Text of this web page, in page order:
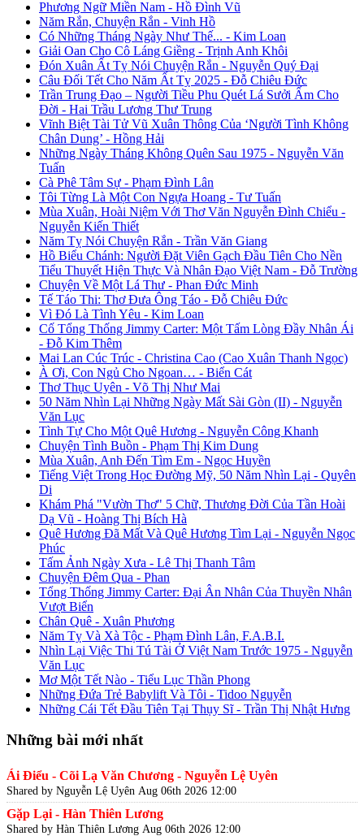
Phương Ngữ Miền Nam - Hồ Đình Vũ
Năm Rắn, Chuyện Rắn - Vinh Hồ
Có Những Tháng Ngày Như Thế... - Kim Loan
Giải Oan Cho Cô Láng Giềng - Trịnh Anh Khôi
Đón Xuân Ất Tỵ Nói Chuyện Rắn - Nguyễn Quý Đại
Câu Đối Tết Cho Năm Ất Tỵ 2025 - Đỗ Chiêu Đức
Trần Trung Đạo – Người Tiều Phu Quét Lá Sưởi Ấm Cho
Đời - Hai Trầu Lương Thư Trung
Vĩnh Biệt Tài Tử Vũ Xuân Thông Của ‘Người Tình Không
Chân Dung’ - Hồng Hải
Những Ngày Tháng Không Quên Sau 1975 - Nguyễn Văn
Tuấn
Cà Phê Tâm Sự - Phạm Đình Lân
Tôi Từng Là Một Con Ngựa Hoang - Tư Tuấn
Mùa Xuân, Hoài Niệm Với Thơ Văn Nguyễn Đình Chiểu -
Nguyễn Kiến Thiết
Năm Tỵ Nói Chuyện Rắn - Trần Văn Giang
Hồ Biểu Chánh: Người Đặt Viên Gạch Đầu Tiên Cho Nền
Tiểu Thuyết Hiện Thực Và Nhân Đạo Việt Nam - Đỗ Trường
Chuyện Về Một Lá Thư - Phan Đức Minh
Tế Táo Thi: Thơ Đưa Ông Táo - Đỗ Chiêu Đức
Vì Đó Là Tình Yêu - Kim Loan
Cố Tổng Thống Jimmy Carter: Một Tấm Lòng Đầy Nhân Ái
- Đỗ Kim Thêm
Mai Lan Cúc Trúc - Christina Cao (Cao Xuân Thanh Ngọc)
À Ơi, Con Ngủ Cho Ngoan… - Biển Cát
Thơ Thục Uyên - Võ Thị Như Mai
50 Năm Nhìn Lại Những Ngày Mất Sài Gòn (II) - Nguyễn
Văn Lục
Tình Tự Cho Một Quê Hương - Nguyễn Công Khanh
Chuyện Tình Buồn - Phạm Thị Kim Dung
Mùa Xuân, Anh Đến Tìm Em - Ngọc Huyền
Tiếng Việt Trong Học Đường Mỹ, 50 Năm Nhìn Lại - Quyên
Di
Khám Phá "Vườn Thơ" 5 Chữ, Thương Đời Của Tần Hoài
Dạ Vũ - Hoàng Thị Bích Hà
Quê Hương Đã Mất Và Quê Hương Tìm Lại - Nguyễn Ngọc
Phúc
Tấm Ảnh Ngày Xưa - Lê Thị Thanh Tâm
Chuyện Đêm Qua - Phan
Tổng Thống Jimmy Carter: Đại Ân Nhân Của Thuyền Nhân
Vượt Biển
Chân Quê - Xuân Phương
Năm Tỵ Và Xà Tộc - Phạm Đình Lân, F.A.B.I.
Nhìn Lại Việc Thi Tú Tài Ở Việt Nam Trước 1975 - Nguyễn
Văn Lục
Mơ Một Tết Nào - Tiểu Lục Thần Phong
Những Đứa Trẻ Babylift Và Tôi - Tidoo Nguyễn
Những Cái Tết Đầu Tiên Tại Thụy Sĩ - Trần Thị Nhật Hưng
Những bài mới nhất
Ái Điểu - Cõi Lạ Văn Chương - Nguyễn Lệ Uyên
Shared by Nguyễn Lệ Uyên Aug 06th 2026 12:00
Gặp Lại - Hàn Thiên Lương
Shared by Hàn Thiên Lương Aug 06th 2026 12:00